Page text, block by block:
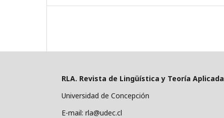
RLA. Revista de Lingüística y Teoría Aplicada
Universidad de Concepción
E-mail: rla@udec.cl